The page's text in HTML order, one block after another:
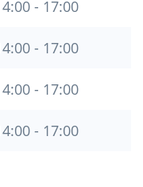
- 17:00
- 17:00
- 17:00
- 17:00